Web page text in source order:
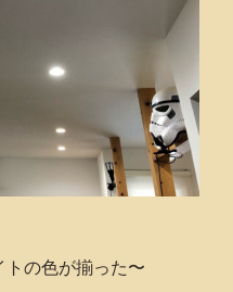
の色が揃った〜